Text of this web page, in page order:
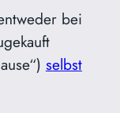
bei
selbst